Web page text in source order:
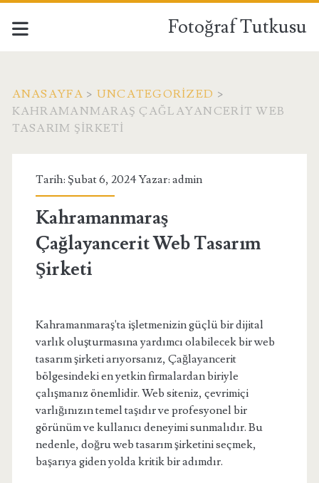
Fotoğraf Tutkusu
ANASAYFA > UNCATEGORIZED >
KAHRAMANMARAŞ ÇAĞLAYANCERIT WEB
TASARIM ŞIRKETI
Tarih: Şubat 6, 2024 Yazar: admin
Kahramanmaraş
Çağlayancerit Web Tasarım
Şirketi
Kahramanmaraş'ta işletmenizin güçlü bir dijital
varlık oluşturmasına yardımcı olabilecek bir web
tasarım şirketi arıyorsanız, Çağlayancerit
bölgesindeki en yetkin firmalardan biriyle
çalışmanız önemlidir. Web siteniz, çevrimiçi
varlığınızın temel taşıdır ve profesyonel bir
görünüm ve kullanıcı deneyimi sunmalıdır. Bu
nedenle, doğru web tasarım şirketini seçmek,
başarıya giden yolda kritik bir adımdır.